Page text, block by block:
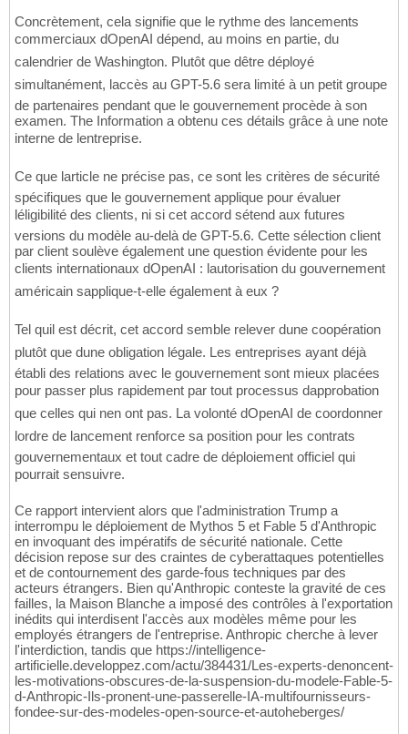
Concrètement, cela signifie que le rythme des lancements
commerciaux dOpenAI dépend, au moins en partie, du
calendrier de Washington. Plutôt que dêtre déployé
simultanément, laccès au GPT-5.6 sera limité à un petit groupe
de partenaires pendant que le gouvernement procède à son
examen. The Information a obtenu ces détails grâce à une note
interne de lentreprise.
Ce que larticle ne précise pas, ce sont les critères de sécurité
spécifiques que le gouvernement applique pour évaluer
léligibilité des clients, ni si cet accord sétend aux futures
versions du modèle au-delà de GPT-5.6. Cette sélection client
par client soulève également une question évidente pour les
clients internationaux dOpenAI : lautorisation du gouvernement
américain sapplique-t-elle également à eux ?
Tel quil est décrit, cet accord semble relever dune coopération
plutôt que dune obligation légale. Les entreprises ayant déjà
établi des relations avec le gouvernement sont mieux placées
pour passer plus rapidement par tout processus dapprobation
que celles qui nen ont pas. La volonté dOpenAI de coordonner
lordre de lancement renforce sa position pour les contrats
gouvernementaux et tout cadre de déploiement officiel qui
pourrait sensuivre.
Ce rapport intervient alors que l'administration Trump a
interrompu le déploiement de Mythos 5 et Fable 5 d'Anthropic
en invoquant des impératifs de sécurité nationale. Cette
décision repose sur des craintes de cyberattaques potentielles
et de contournement des garde-fous techniques par des
acteurs étrangers. Bien qu'Anthropic conteste la gravité de ces
failles, la Maison Blanche a imposé des contrôles à l'exportation
inédits qui interdisent l'accès aux modèles même pour les
employés étrangers de l'entreprise. Anthropic cherche à lever
l'interdiction, tandis que https://intelligence-
artificielle.developpez.com/actu/384431/Les-experts-denoncent-
les-motivations-obscures-de-la-suspension-du-modele-Fable-5-
d-Anthropic-Ils-pronent-une-passerelle-IA-multifournisseurs-
fondee-sur-des-modeles-open-source-et-autoheberges/